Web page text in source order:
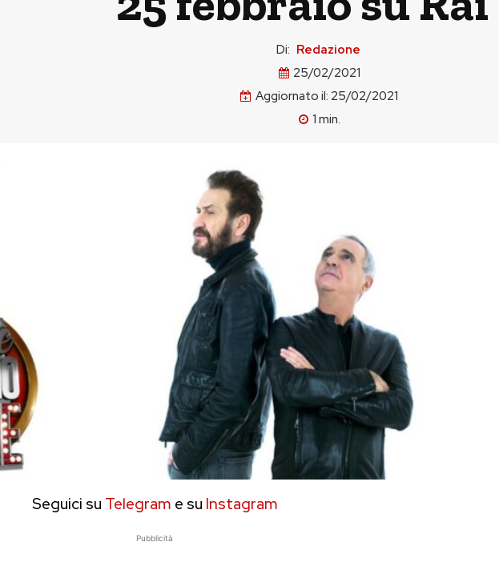
Di: Redazione
25/02/2021
Aggiornato il: 25/02/2021
1 min.
Seguici su Telegram e su Instagram
Pubblicità